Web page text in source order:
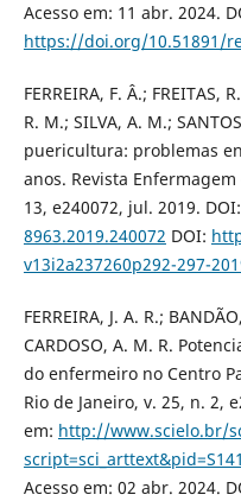
Acesso em: 11 abr. 2024.
https://doi.org/10.51891/
FERREIRA, F. Â.; FREITAS,
R. M.; SILVA, A. M.;
puericultura: problemas
anos. Revista
13, e240072, jul. 2019. DOI:
8963.2019.240072 DOI:
v13i2a237260p292-297-
FERREIRA, J. A. R.;
CARDOSO, A. M. R.
do enfermeiro no Centro
Rio de Janeiro, v. 25, n. 2,
em: http://www.scielo.br/
Acesso em: 02 abr. 2024.